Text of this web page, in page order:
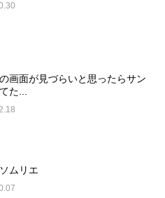
画面が見づらいと思ったらサン
た...
ムリエ